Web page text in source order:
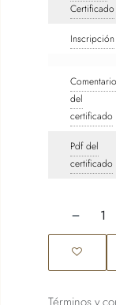
Certificado
Inscripción
del
certificado
Pdf del
certificado
Términos y